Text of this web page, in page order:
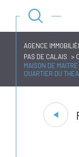
AGENCE
PAS DE CALAIS
MAISON DE
QUARTIER DU